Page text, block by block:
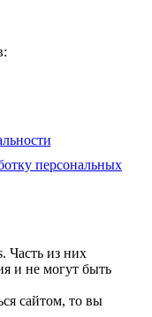
персональных
Часть из них
и не могут быть
сайтом, то вы